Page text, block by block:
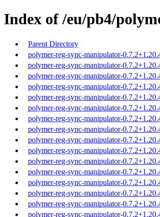
Index of /eu/pb4/
Parent Directory
polymer-reg-sync-manipulator-
polymer-reg-sync-manipulator-
polymer-reg-sync-manipulator-
polymer-reg-sync-manipulator-
polymer-reg-sync-manipulator-
polymer-reg-sync-manipulator-
polymer-reg-sync-manipulator-
polymer-reg-sync-manipulator-
polymer-reg-sync-manipulator-
polymer-reg-sync-manipulator-
polymer-reg-sync-manipulator-
polymer-reg-sync-manipulator-
polymer-reg-sync-manipulator-
polymer-reg-sync-manipulator-
polymer-reg-sync-manipulator-
polymer-reg-sync-manipulator-